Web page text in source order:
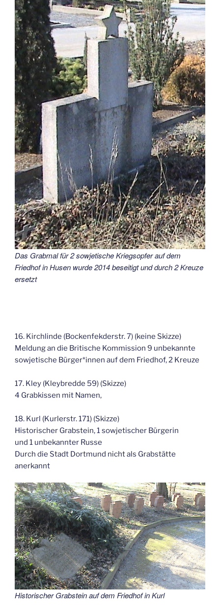
Das Grabmal für 2 sowjetische Kriegsopfer auf dem
Friedhof in Husen wurde 2014 beseitigt und durch 2 Kreuze
ersetzt
16. Kirchlinde (Bockenfekderstr. 7) (keine Skizze)
Meldung an die Britische Kommission 9 unbekannte
sowjetische Bürger*innen auf dem Friedhof, 2 Kreuze
17. Kley (Kleybredde 59) (Skizze)
4 Grabkissen mit Namen,
18. Kurl (Kurlerstr. 171) (Skizze)
Historischer Grabstein, 1 sowjetischer Bürgerin
und 1 unbekannter Russe
Durch die Stadt Dortmund nicht als Grabstätte
anerkannt
Historischer Grabstein auf dem Friedhof in Kurl